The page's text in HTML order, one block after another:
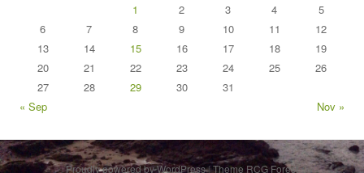
1
2 3 4
5
6
7 8 9 10 11
12
13
14 15 16 17 18
19
20
21 22 23 24 25
26
27
28 29 30
31
« Sep
Nov »
Proudly powered by WordPress|Theme RCG Forest